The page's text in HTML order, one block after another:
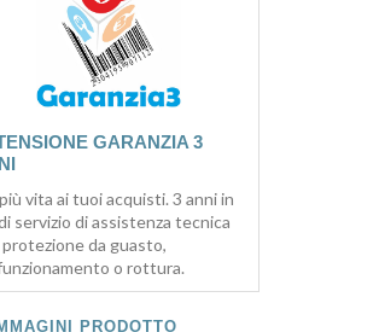
GARANZIA 3
vita ai tuoi acquisti. 3 anni in
servizio di assistenza tecnica
da guasto,
o rottura.
PRODOTTO